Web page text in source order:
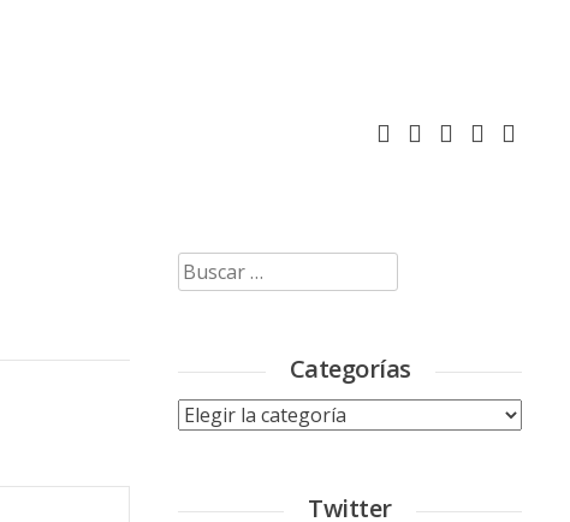
Buscar:
Categorías
Categorías
Twitter